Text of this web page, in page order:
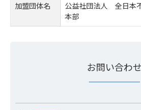
加盟団体名
公益社団法人 全日本
本部
お問い合わせ